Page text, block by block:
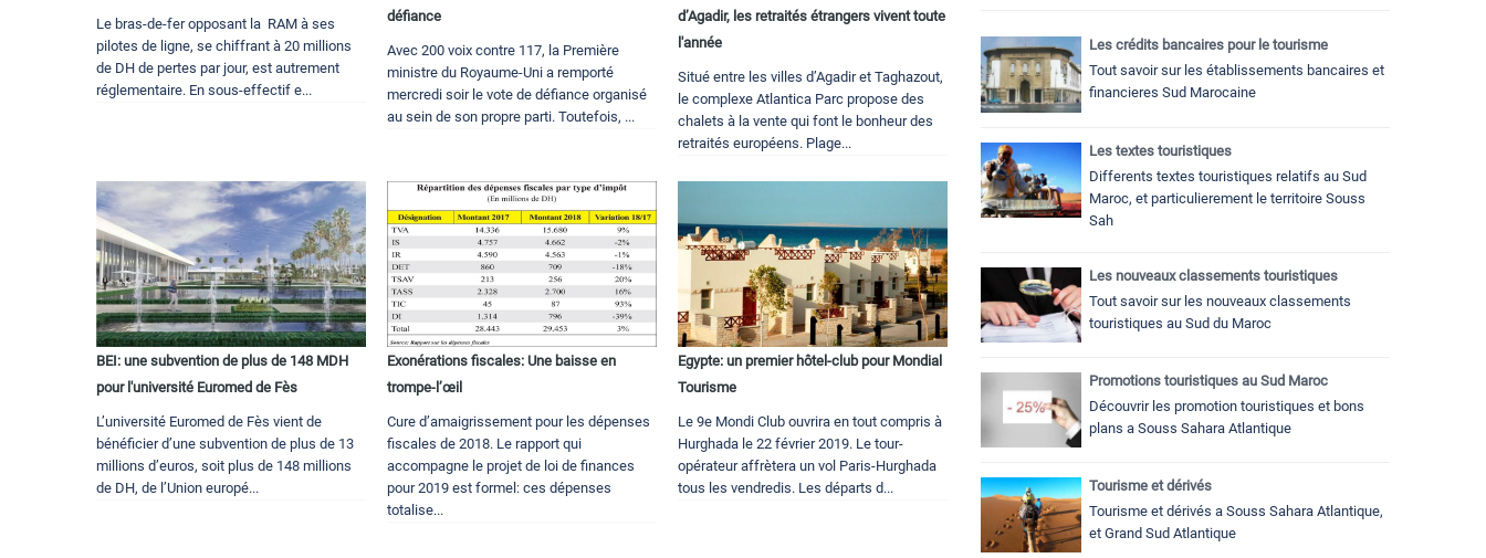
Le bras-de-fer opposant la RAM à ses
pilotes de ligne, se chiffrant à 20 millions
de DH de pertes par jour, est autrement
réglementaire. En sous-effectif e...
défiance
Avec 200 voix contre 117, la Première
ministre du Royaume-Uni a remporté
mercredi soir le vote de défiance organisé
au sein de son propre parti. Toutefois, ...
d’Agadir, les retraités étrangers vivent toute
l'année
Situé entre les villes d’Agadir et Taghazout,
le complexe Atlantica Parc propose des
chalets à la vente qui font le bonheur des
retraités européens. Plage...
BEI: une subvention de plus de 148 MDH
pour l'université Euromed de Fès
L’université Euromed de Fès vient de
bénéficier d’une subvention de plus de 13
millions d’euros, soit plus de 148 millions
de DH, de l’Union europé...
Exonérations fiscales: Une baisse en
trompe-l’œil
Cure d’amaigrissement pour les dépenses
fiscales de 2018. Le rapport qui
accompagne le projet de loi de finances
pour 2019 est formel: ces dépenses
totalise...
Egypte: un premier hôtel-club pour Mondial
Tourisme
Le 9e Mondi Club ouvrira en tout compris à
Hurghada le 22 février 2019. Le tour-
opérateur affrètera un vol Paris-Hurghada
tous les vendredis. Les départs d...
Les crédits bancaires pour le tourisme
Tout savoir sur les établissements bancaires et
financieres Sud Marocaine
Les textes touristiques
Differents textes touristiques relatifs au Sud
Maroc, et particulierement le territoire Souss
Sah
Les nouveaux classements touristiques
Tout savoir sur les nouveaux classements
touristiques au Sud du Maroc
Promotions touristiques au Sud Maroc
Découvrir les promotion touristiques et bons
plans a Souss Sahara Atlantique
Tourisme et dérivés
Tourisme et dérivés a Souss Sahara Atlantique,
et Grand Sud Atlantique